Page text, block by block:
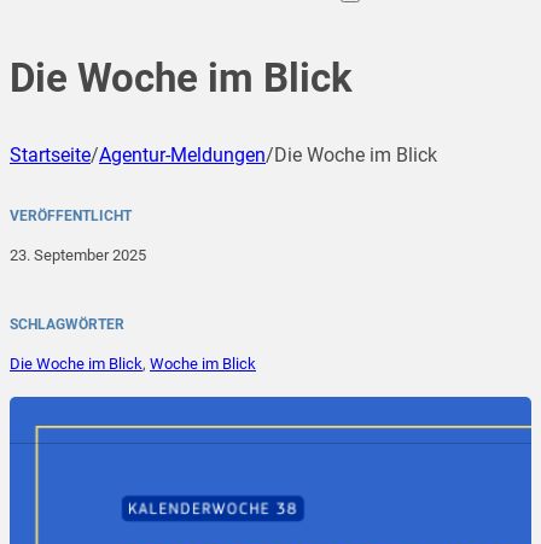
Die Woche im Blick
Startseite/Agentur-Meldungen/Die Woche im Blick
VERÖFFENTLICHT
23. September 2025
SCHLAGWÖRTER
Die Woche im Blick, Woche im Blick